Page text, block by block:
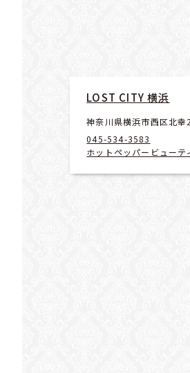
LOST CITY 横浜
神奈川県横浜市西区北
045-534-3583
ホットペッパービューテ